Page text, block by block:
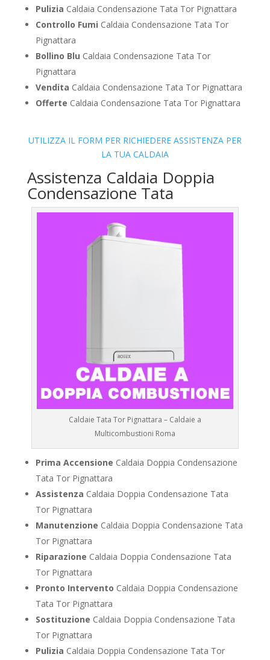
Pulizia Caldaia Condensazione Tata Tor Pignattara
Controllo Fumi Caldaia Condensazione Tata Tor
Pignattara
Bollino Blu Caldaia Condensazione Tata Tor
Pignattara
Vendita Caldaia Condensazione Tata Tor Pignattara
Offerte Caldaia Condensazione Tata Tor Pignattara
UTILIZZA IL FORM PER RICHIEDERE ASSISTENZA PER
LA TUA CALDAIA
Assistenza Caldaia Doppia
Condensazione Tata
Caldaie Tata Tor Pignattara – Caldaie a
Multicombustioni Roma
Prima Accensione Caldaia Doppia Condensazione
Tata Tor Pignattara
Assistenza Caldaia Doppia Condensazione Tata
Tor Pignattara
Manutenzione Caldaia Doppia Condensazione Tata
Tor Pignattara
Riparazione Caldaia Doppia Condensazione Tata
Tor Pignattara
Pronto Intervento Caldaia Doppia Condensazione
Tata Tor Pignattara
Sostituzione Caldaia Doppia Condensazione Tata
Tor Pignattara
Pulizia Caldaia Doppia Condensazione Tata Tor